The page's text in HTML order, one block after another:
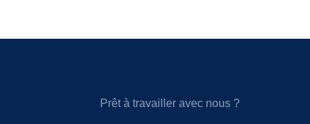
Prêt à travailler avec nous ?